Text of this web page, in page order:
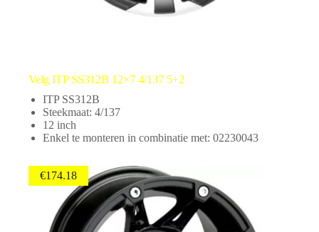
Velg ITP SS312B 12×7 4/137 5+2
ITP SS312B
Steekmaat: 4/137
12 inch
Enkel te monteren in combinatie met: 02230043
€174.18